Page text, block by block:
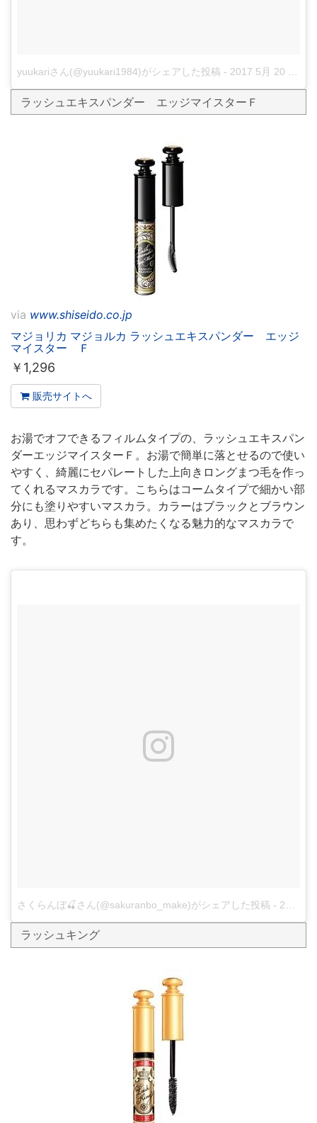
yuukariさん(@yuukari1984)がシェアした投稿 - 2017 5月 20 11:01午後 PDT
ラッシュエキスパンダー エッジマイスターＦ
via www.shiseido.co.jp
マジョリカ マジョルカ ラッシュエキスパンダー エッジ
マイスター Ｆ
￥ 1,296
販売サイトへ
お湯でオフできるフィルムタイプの、ラッシュエキスパン
ダーエッジマイスターＦ。お湯で簡単に落とせるので使い
やすく、綺麗にセパレートした上向きロングまつ毛を作っ
てくれるマスカラです。こちらはコームタイプで細かい部
分にも塗りやすいマスカラ。カラーはブラックとブラウン
あり、思わずどちらも集めたくなる魅力的なマスカラで
す。
さくらんぼ🍒さん(@sakuranbo_make)がシェアした投稿 - 2017 3月 6 5:57午前 PST
ラッシュキング